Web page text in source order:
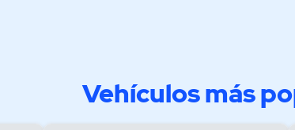
Vehículos más